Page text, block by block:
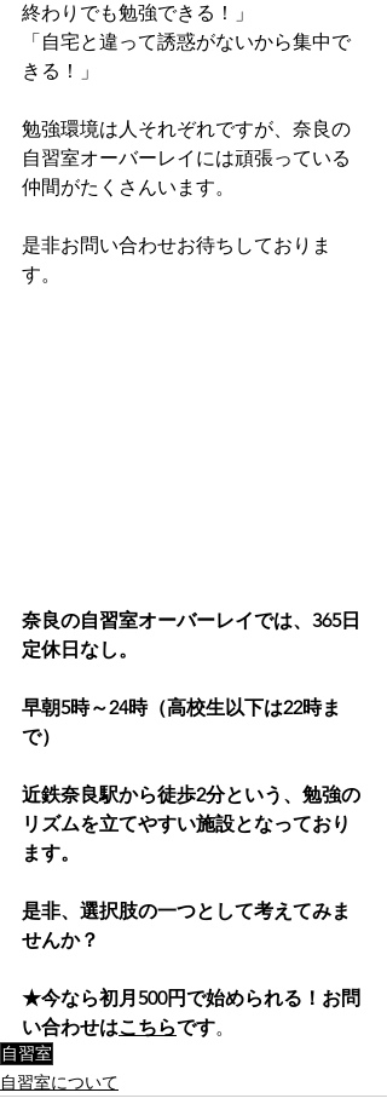
終わりでも勉強できる！」
「自宅と違って誘惑がないから集中で
きる！」
勉強環境は人それぞれですが、奈良の
自習室オーバーレイには頑張っている
仲間がたくさんいます。
是非お問い合わせお待ちしておりま
す。
奈良の自習室オーバーレイでは、365日
定休日なし。
早朝5時～24時（高校生以下は22時ま
で）
近鉄奈良駅から徒歩2分という、勉強の
リズムを立てやすい施設となっており
ます。
是非、選択肢の一つとして考えてみま
せんか？
★今なら初月500円で始められる！お問
い合わせはこちらです。
自習室
自習室について